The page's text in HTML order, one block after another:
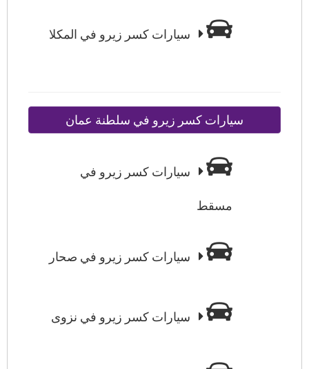
سيارات كسر زيرو في المكلا
سيارات كسر زيرو في سلطنة عمان
سيارات كسر زيرو في
مسقط
سيارات كسر زيرو في صحار
سيارات كسر زيرو في نزوى